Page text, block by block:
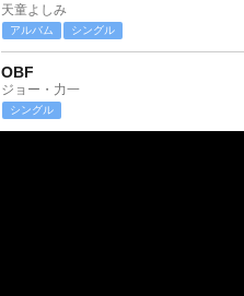
天童よしみ
アルバム シングル
OBF
ジョー・力一
シングル